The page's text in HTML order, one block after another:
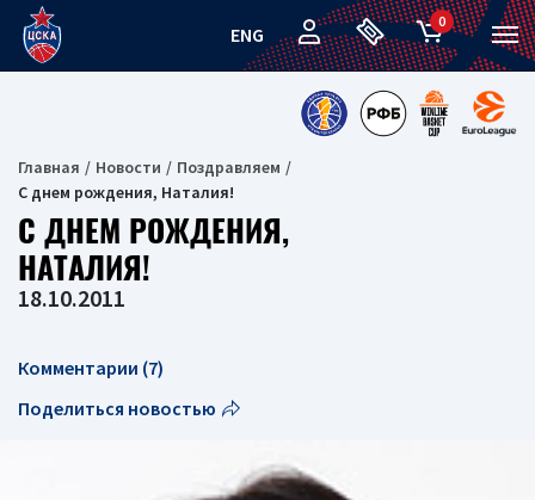
ENG
0
Главная Новости
Поздравляем
С днем рождения, Наталия!
С ДНЕМ РОЖДЕНИЯ,
НАТАЛИЯ!
18.10.2011
Комментарии (7)
Поделиться новостью